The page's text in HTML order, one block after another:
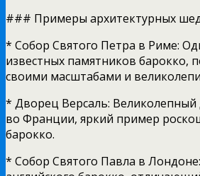
### Примеры архитектурных
* Собор Святого Петра в Риме:
известных памятников барокко,
своими масштабами и
* Дворец Версаль:
во Франции, яркий пример
барокко.
* Собор Святого Павла в